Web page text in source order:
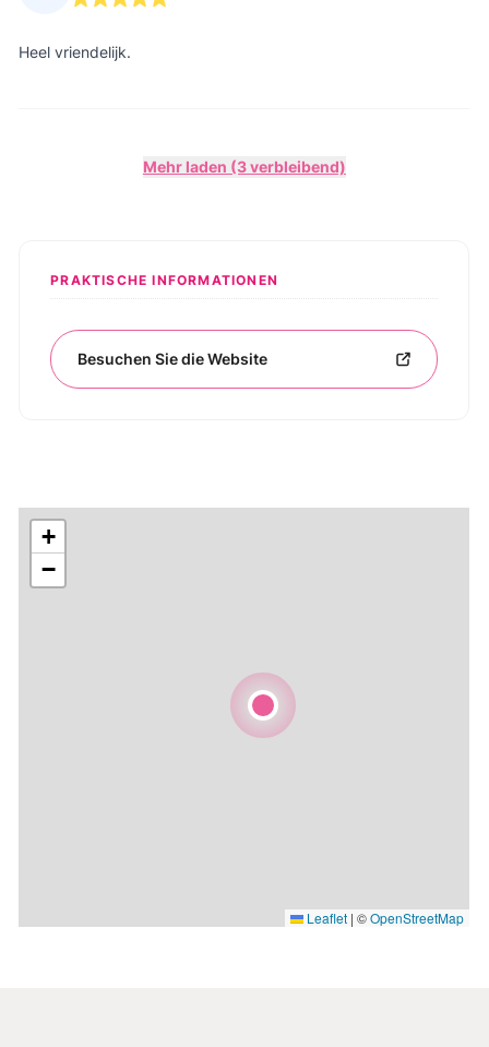
Heel vriendelijk.
Mehr laden (3 verbleibend)
PRAKTISCHE INFORMATIONEN
Besuchen Sie die Website
+
−
Leaflet | ©OpenStreetMap